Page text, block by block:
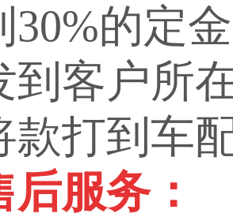
30%的定
到客户所
款打到车
服务：